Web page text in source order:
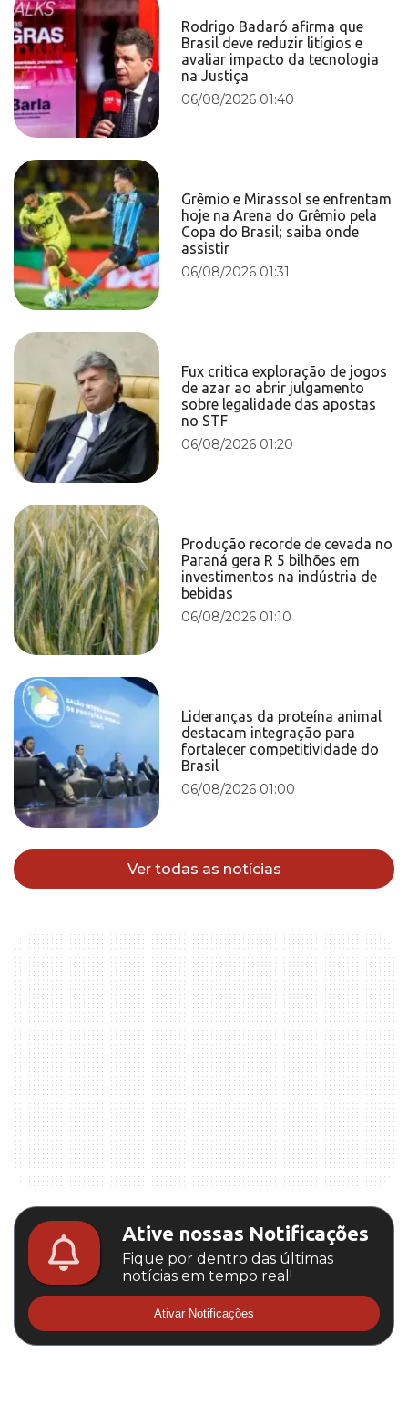
Rodrigo Badaró afirma que
Brasil deve reduzir litígios e
avaliar impacto da tecnologia
na Justiça
06/08/2026 01:40
Grêmio e Mirassol se enfrentam
hoje na Arena do Grêmio pela
Copa do Brasil; saiba onde
assistir
06/08/2026 01:31
Fux critica exploração de jogos
de azar ao abrir julgamento
sobre legalidade das apostas
no STF
06/08/2026 01:20
Produção recorde de cevada no
Paraná gera R 5 bilhões em
investimentos na indústria de
bebidas
06/08/2026 01:10
Lideranças da proteína animal
destacam integração para
fortalecer competitividade do
Brasil
06/08/2026 01:00
Ver todas as notícias
Ative nossas Notificações
Fique por dentro das últimas
notícias em tempo real!
Ativar Notificações